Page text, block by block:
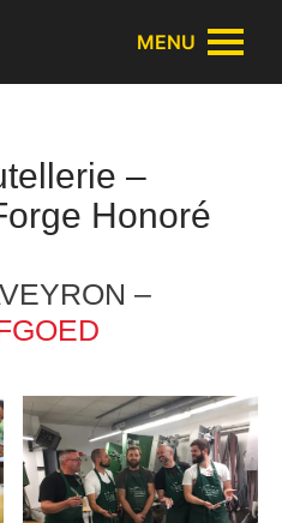
MENU
–
Honoré
–